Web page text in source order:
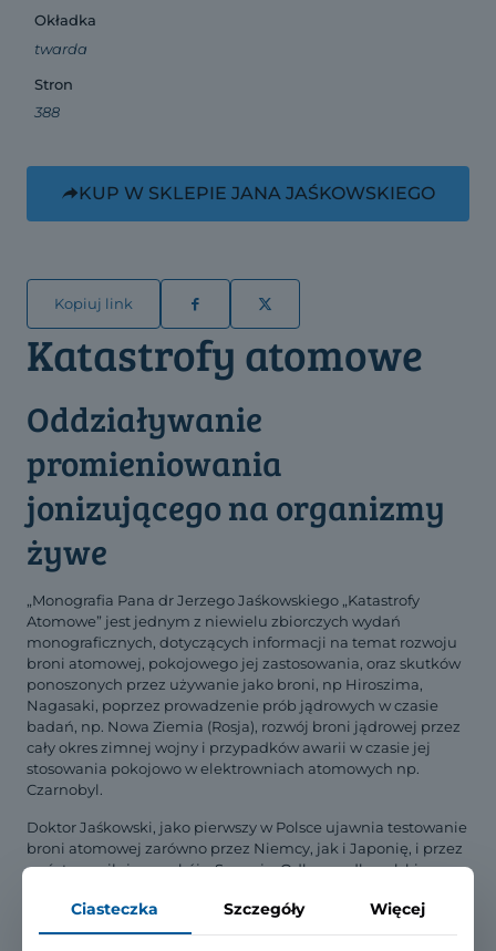
Okładka
twarda
Stron
388
KUP W SKLEPIE JANA JAŚKOWSKIEGO
Kopiuj link
Katastrofy atomowe
Oddziaływanie
promieniowania
jonizującego na organizmy
żywe
„Monografia Pana dr Jerzego Jaśkowskiego „Katastrofy
Atomowe” jest jednym z niewielu zbiorczych wydań
monograficznych, dotyczących informacji na temat rozwoju
broni atomowej, pokojowego jej zastosowania, oraz skutków
ponoszonych przez używanie jako broni, np Hiroszima,
Nagasaki, poprzez prowadzenie prób jądrowych w czasie
badań, np. Nowa Ziemia (Rosja), rozwój broni jądrowej przez
cały okres zimnej wojny i przypadków awarii w czasie jej
stosowania pokojowo w elektrowniach atomowych np.
Czarnobyl.
Doktor Jaśkowski, jako pierwszy w Polsce ujawnia testowanie
broni atomowej zarówno przez Niemcy, jak i Japonię, i przez
państwo miłujące pokój – Szwecję. Odkrywa dla polskiego
za naszą wschodnią granicą.”
Ciasteczka Szczegóły Więcej